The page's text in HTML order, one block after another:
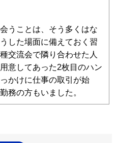
うことは、そう多くはな
した場面に備えておく習
交流会で隣り合わせた人
意してあった2枚目のハン
かけに仕事の取引が始
務の方もいました。